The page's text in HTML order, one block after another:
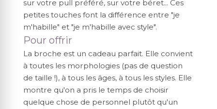
sur votre pull préféré, sur votre béret... Ces
petites touches font la différence entre "je
m'habille" et "je m'habille avec style".
Pour offrir
La broche est un cadeau parfait. Elle convient
à toutes les morphologies (pas de question
de taille !), à tous les âges, à tous les styles. Elle
montre qu'on a pris le temps de choisir
quelque chose de personnel plutôt qu'un